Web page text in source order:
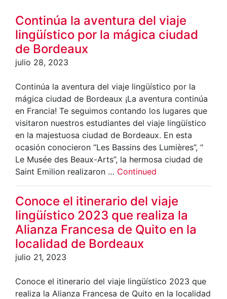
Continúa la aventura del viaje
lingüístico por la mágica ciudad
de Bordeaux
julio 28, 2023
Continúa la aventura del viaje lingüístico por la
mágica ciudad de Bordeaux ¡La aventura continúa
en Francia! Te seguimos contando los lugares que
visitaron nuestros estudiantes del viaje lingüístico
en la majestuosa ciudad de Bordeaux. En esta
ocasión conocieron “Les Bassins des Lumières”, “
Le Musée des Beaux-Arts”, la hermosa ciudad de
Saint Emilion realizaron … Continued
Conoce el itinerario del viaje
lingüístico 2023 que realiza la
Alianza Francesa de Quito en la
localidad de Bordeaux
julio 21, 2023
Conoce el itinerario del viaje lingüístico 2023 que
realiza la Alianza Francesa de Quito en la localidad